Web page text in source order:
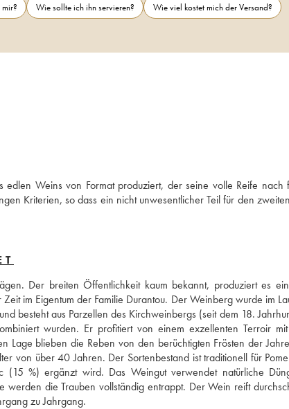
Wie sollte ich ihn servieren?
Wie viel kostet mich der Versand?
Weins von Format produziert, der seine volle Reife nach
Kriterien, so dass ein nicht unwesentlicher Teil für den
Der breiten Öffentlichkeit kaum bekannt, produziert es
im Eigentum der Familie Durantou. Der Weinberg wurde im
besteht aus Parzellen des Kirchweinbergs (seit dem 18.
wurden. Er profitiert von einem exzellenten Terroir
Lage blieben die Reben von den berüchtigten Frösten der
von über 40 Jahren. Der Sortenbestand ist traditionell für
%) ergänzt wird. Das Weingut verwendet natürliche
die Trauben vollständig entrappt. Der Wein reift
zu Jahrgang.